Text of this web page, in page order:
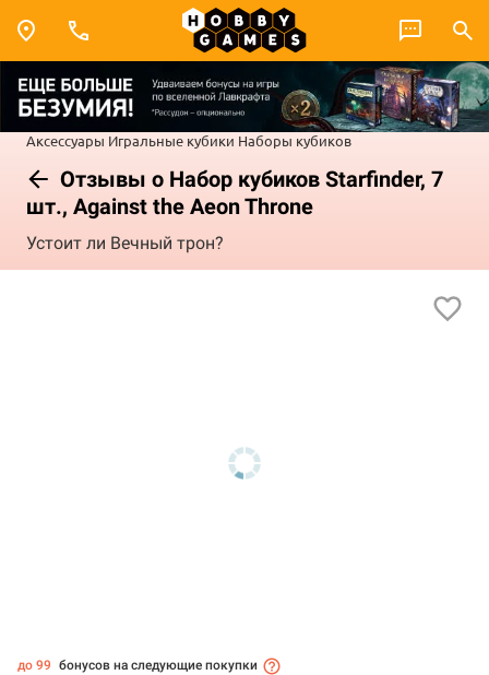
Аксессуары Игральные кубики Наборы кубиков
Отзывы о Набор кубиков Starfinder, 7
шт., Against the Aeon Throne
Устоит ли Вечный трон?
до 99 бонусов на следующие покупки